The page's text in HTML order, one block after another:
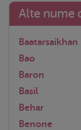
Alte nume
Baatarsaikhan
Bao
Baron
Basil
Behar
Benone